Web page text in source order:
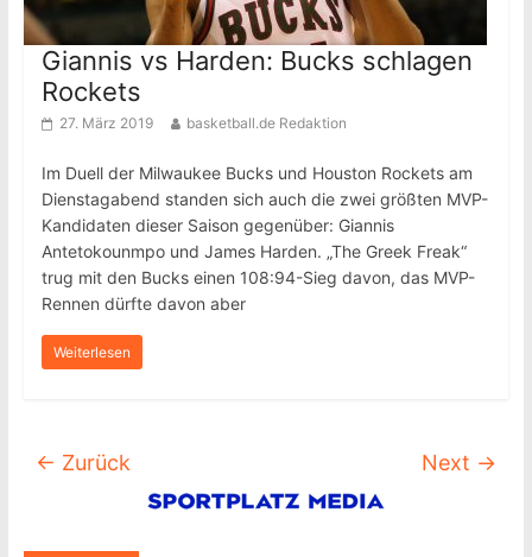
Giannis vs Harden: Bucks schlagen
Rockets
27. März 2019 basketball.de Redaktion
Im Duell der Milwaukee Bucks und Houston Rockets am
Dienstagabend standen sich auch die zwei größten MVP-
Kandidaten dieser Saison gegenüber: Giannis
Antetokounmpo und James Harden. „The Greek Freak“
trug mit den Bucks einen 108:94-Sieg davon, das MVP-
Rennen dürfte davon aber
Weiterlesen
← Zurück Next →